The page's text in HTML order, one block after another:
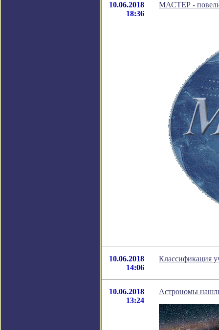
10.06.2018
18:36
МАСТЕР -
10.06.2018
14:06
Классификация
10.06.2018
13:24
Астрономы